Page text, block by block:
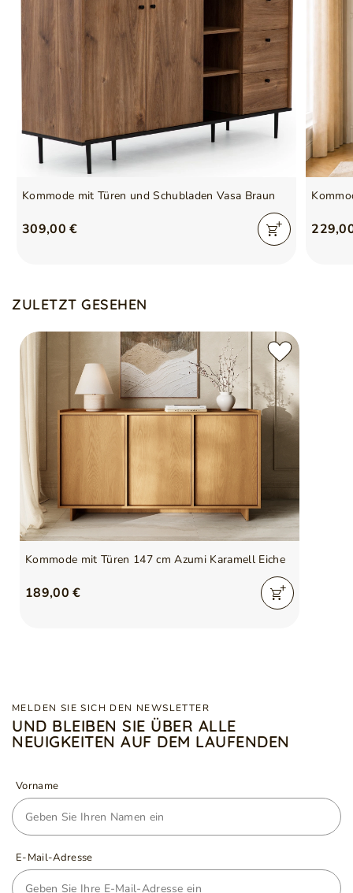
Kommode mit Türen und Schubladen Vasa Braun
309,00 €
ZULETZT GESEHEN
Kommode mit Türen 147 cm Azumi Karamell Eiche
189,00 €
MELDEN SIE SICH DEN NEWSLETTER
UND BLEIBEN SIE ÜBER ALLE
NEUIGKEITEN AUF DEM LAUFENDEN
Vorname
E-Mail-Adresse